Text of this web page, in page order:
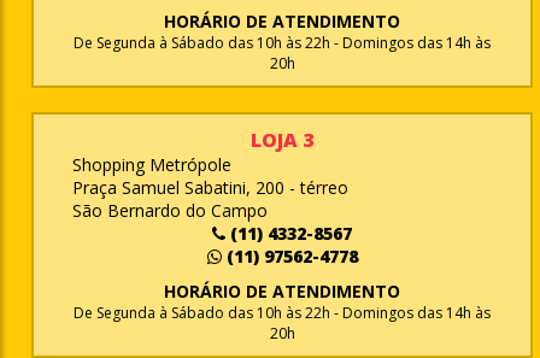
HORÁRIO DE ATENDIMENTO
De Segunda à Sábado das 10h às 22h - Domingos das 14h às
20h
LOJA 3
Shopping Metrópole
Praça Samuel Sabatini, 200 - térreo
São Bernardo do Campo
(11) 4332-8567
(11) 97562-4778
HORÁRIO DE ATENDIMENTO
De Segunda à Sábado das 10h às 22h - Domingos das 14h às
20h